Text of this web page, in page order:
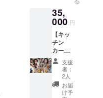
トッピ
ング
等、
キッチ
ンカー
業務の
一通り
をご体
験頂け
ます。
＊飽き
五十嵐
快よ
り、感
謝の
メッ
セージ
を写真
付きの
葉書に
て送ら
せて頂
35,
000 円
【キッ
チン
カー呼
び寄せ
コー
ス】 プ
ライ
ベート
支援
者：
2人
お届
け予